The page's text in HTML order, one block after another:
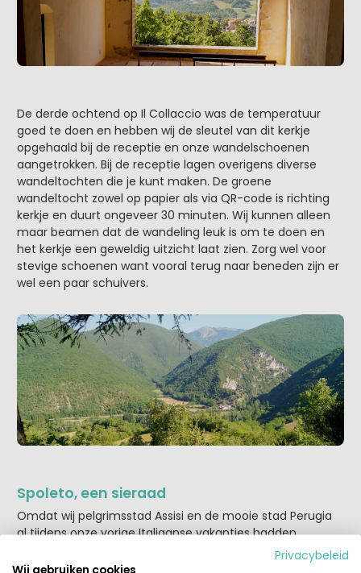
De derde ochtend op Il Collaccio was de temperatuur
goed te doen en hebben wij de sleutel van dit kerkje
opgehaald bij de receptie en onze wandelschoenen
aangetrokken. Bij de receptie lagen overigens diverse
wandeltochten die je kunt maken. De groene
wandeltocht zowel op papier als via QR-code is richting
kerkje en duurt ongeveer 30 minuten. Wij kunnen alleen
maar beamen dat de wandeling leuk is om te doen en
het kerkje een geweldig uitzicht laat zien. Zorg wel voor
stevige schoenen want vooral terug naar beneden zijn er
wel een paar schuivers.
Spoleto, een sieraad
Omdat wij pelgrimsstad Assisi en de mooie stad Perugia
al tijdens onze vorige Italiaanse vakanties hadden
bezocht, stond deze keer de stad Spoleto als to do op ons
lijstje. Uiteindelijk hebben we de airco van de auto hoog
Privacybeleid
Wij gebruiken cookies